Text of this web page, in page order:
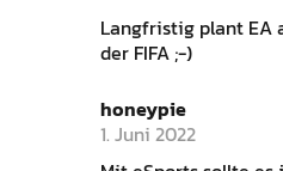
Langfristig plant EA
der FIFA ;-)
honeypie
1. Juni 2022